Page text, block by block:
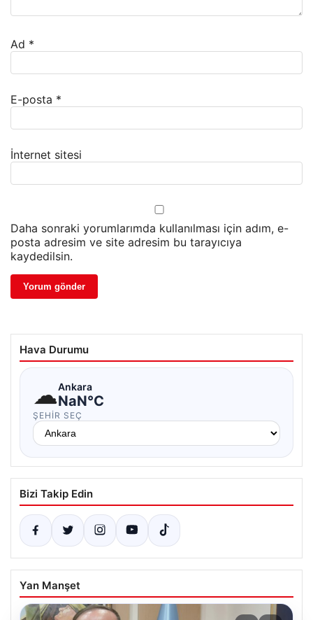
Ad *
E-posta *
İnternet sitesi
Daha sonraki yorumlarımda kullanılması için adım, e-
posta adresim ve site adresim bu tarayıcıya
kaydedilsin.
Hava Durumu
☁Ankara
NaN°C
ŞEHIR SEÇ
Bizi Takip Edin
Yan Manşet